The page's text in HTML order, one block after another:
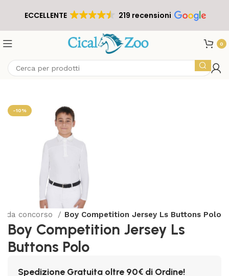
ECCELLENTE 219 recensioni
0
-10%
da concorso Boy Competition Jersey Ls Buttons Polo
Boy Competition Jersey Ls
Buttons Polo
Spedizione Gratuita oltre 90€ di Ordine!